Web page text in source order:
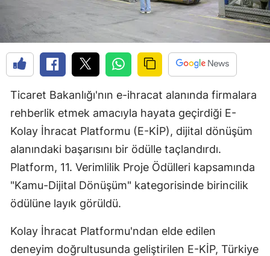
Ticaret Bakanlığı'nın e-ihracat alanında firmalara
rehberlik etmek amacıyla hayata geçirdiği E-
Kolay İhracat Platformu (E-KİP), dijital dönüşüm
alanındaki başarısını bir ödülle taçlandırdı.
Platform, 11. Verimlilik Proje Ödülleri kapsamında
"Kamu-Dijital Dönüşüm" kategorisinde birincilik
ödülüne layık görüldü.
Kolay İhracat Platformu'ndan elde edilen
deneyim doğrultusunda geliştirilen E-KİP, Türkiye